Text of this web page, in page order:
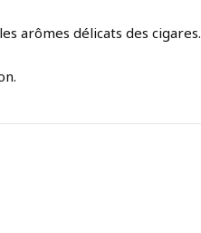
arômes délicats des cigares.